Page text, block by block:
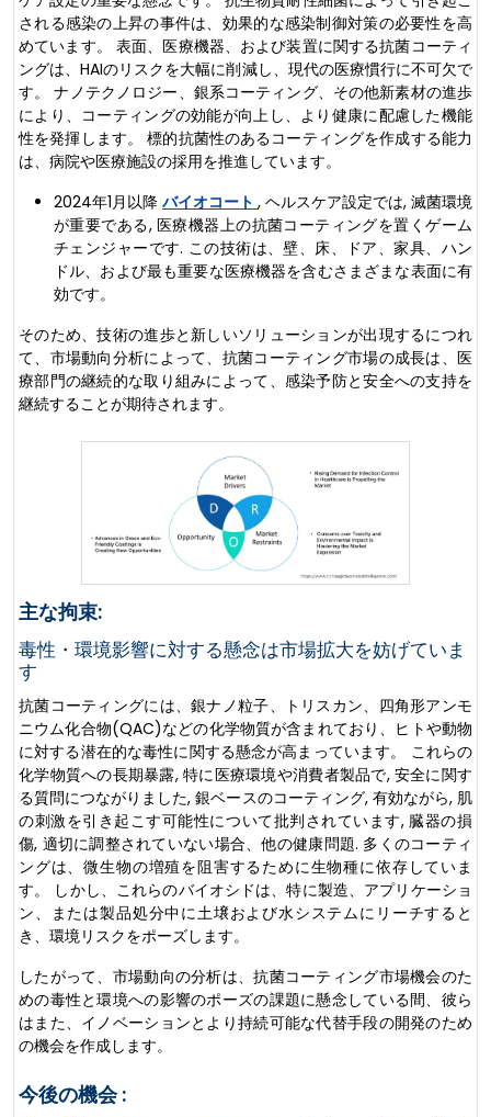
される感染の上昇の事件は、効果的な感染制御対策の必要性を高
めています。 表面、医療機器、および装置に関する抗菌コーティ
ングは、HAIのリスクを大幅に削減し、現代の医療慣行に不可欠で
す。 ナノテクノロジー、銀系コーティング、その他新素材の進歩
により、コーティングの効能が向上し、より健康に配慮した機能
性を発揮します。 標的抗菌性のあるコーティングを作成する能力
は、病院や医療施設の採用を推進しています。
2024年1月以降 バイオコート , ヘルスケア設定では, 滅菌環境
が重要である, 医療機器上の抗菌コーティングを置くゲーム
チェンジャーです. この技術は、壁、床、ドア、家具、ハン
ドル、および最も重要な医療機器を含むさまざまな表面に有
効です。
そのため、技術の進歩と新しいソリューションが出現するにつれ
て、市場動向分析によって、抗菌コーティング市場の成長は、医
療部門の継続的な取り組みによって、感染予防と安全への支持を
継続することが期待されます。
主な拘束:
毒性・環境影響に対する懸念は市場拡大を妨げていま
す
抗菌コーティングには、銀ナノ粒子、トリスカン、四角形アンモ
ニウム化合物(QAC)などの化学物質が含まれており、ヒトや動物
に対する潜在的な毒性に関する懸念が高まっています。 これらの
化学物質への長期暴露, 特に医療環境や消費者製品で, 安全に関す
る質問につながりました, 銀ベースのコーティング, 有効ながら, 肌
の刺激を引き起こす可能性について批判されています, 臓器の損
傷, 適切に調整されていない場合、他の健康問題. 多くのコーティ
ングは、微生物の増殖を阻害するために生物種に依存していま
す。 しかし、これらのバイオシドは、特に製造、アプリケーショ
ン、または製品処分中に土壌および水システムにリーチすると
き、環境リスクをポーズします。
したがって、市場動向の分析は、抗菌コーティング市場機会のた
めの毒性と環境への影響のポーズの課題に懸念している間、彼ら
はまた、イノベーションとより持続可能な代替手段の開発のため
の機会を作成します。
今後の機会 :